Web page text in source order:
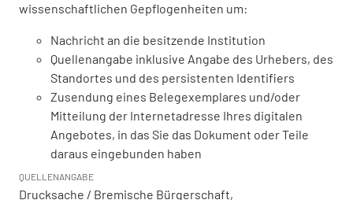
wissenschaftlichen Gepflogenheiten um:
Nachricht an die besitzende Institution
Quellenangabe inklusive Angabe des Urhebers, des
Standortes und des persistenten Identifiers
Zusendung eines Belegexemplares und/oder
Mitteilung der Internetadresse Ihres digitalen
Angebotes, in das Sie das Dokument oder Teile
daraus eingebunden haben
QUELLENANGABE
Drucksache / Bremische Bürgerschaft,